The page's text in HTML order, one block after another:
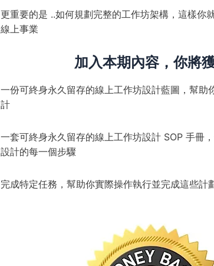
更重要的是 ..如何規劃完整的工作坊架構，這樣你
線上事業
加入本期內容，你將
一份可終身永久留存的線上工作坊設計藍圖，幫助
計
一套可終身永久留存的線上工作坊設計 SOP 手冊
設計的每一個步驟
完成特定任務，幫助你實際操作執行並完成這些計